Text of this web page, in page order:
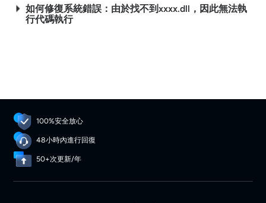
如何修復系統錯誤：由於找不到xxxx.dll，因此無法執
行代碼執行
100%安全放心
48小時內進行回復
50+次更新/年